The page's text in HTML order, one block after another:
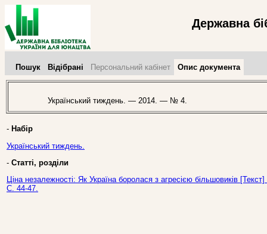
Державна
Пошук Відібрані Персональний кабінет Опис документа
Український тиждень. — 2014. — № 4.
- Набір
Український тиждень.
- Статті, розділи
Ціна незалежності: Як Україна боролася з агресією більшовиків
С. 44-47.